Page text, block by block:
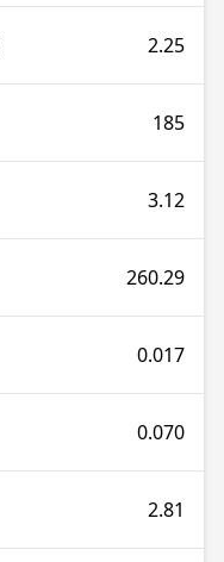
2.25
185
3.12
260.29
0.017
0.070
2.81